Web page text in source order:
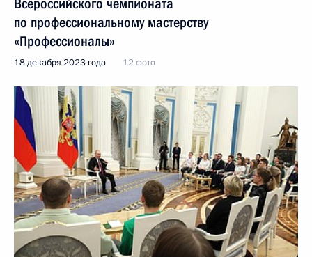
Всероссийского чемпионата
по профессиональному мастерству
«Профессионалы»
18 декабря 2023 года 12 фото